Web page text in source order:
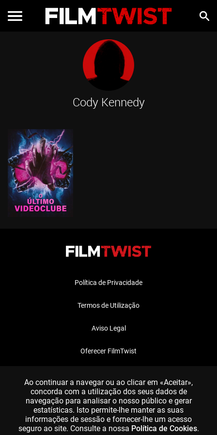
Cody Kennedy
Política de Privacidade
Termos de Utilização
Aviso Legal
Oferecer FilmTwist
Ao continuar a navegar ou ao clicar em «Aceitar»,
concorda com a utilização dos seus dados de
navegação para analisar o nosso público e gerar
estatísticas. Isto permite-lhe manter as suas
informações de sessão e fornecer-lhe um acesso
seguro ao site. Consulte a nossa Política de Cookies.